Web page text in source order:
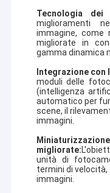
modulo del
1MP Camera
2MP Camera
5MP Camera
8MP Camera
13MP Camera
Modulo della
Tecnologia dei
miglioramenti
immagine, come
migliorate in
gamma dinamica
Integrazione con
moduli delle
(intelligenza
automatico per
scene, il
immagini.
migliorate:
unità di
termini di
immagini.